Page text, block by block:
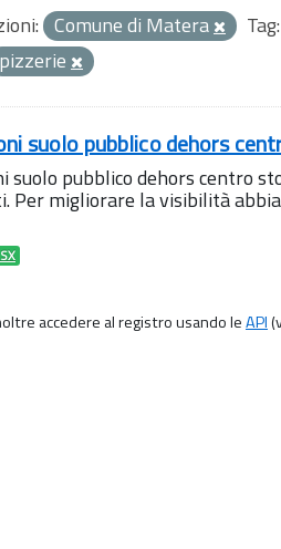
Comune di Matera Tag:
pizzerie
suolo pubblico dehors
suolo pubblico dehors centro
Per migliorare la visibilità
accedere al registro usando leAPI